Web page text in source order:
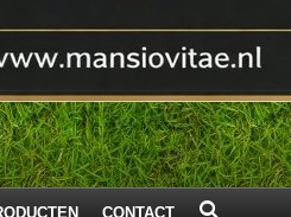
CONTACT